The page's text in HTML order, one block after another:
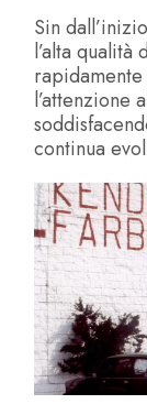
Sin
l’alta
l’attenzione
continua